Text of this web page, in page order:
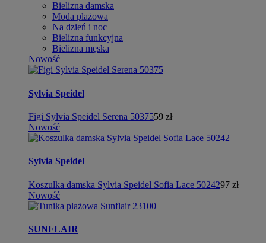
Bielizna damska
Moda plażowa
Na dzień i noc
Bielizna funkcyjna
Bielizna męska
Nowość
Sylvia Speidel
Figi Sylvia Speidel Serena 5037559 zł
Nowość
Sylvia Speidel
Koszulka damska Sylvia Speidel Sofia Lace 5024297 zł
Nowość
SUNFLAIR